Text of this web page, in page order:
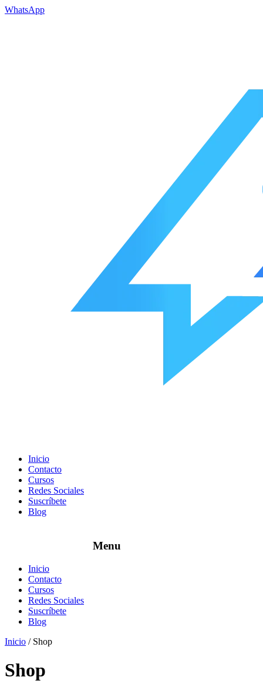
WhatsApp
Inicio
Contacto
Cursos
Redes Sociales
Suscríbete
Blog
Inicio
Contacto
Cursos
Redes Sociales
Suscríbete
Blog
Inicio / Shop
Shop